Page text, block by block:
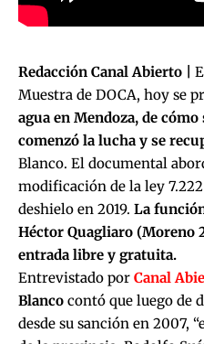
Redacción Canal Abierto |
Muestra de DOCA, hoy se
agua en Mendoza, de
comenzó la lucha y se
Blanco. El documental
modificación de la ley
deshielo en 2019. La
Héctor Quagliaro (Moreno
entrada libre y gratuita.
Entrevistado por Canal
Blanco contó que luego de
desde su sanción en 2007,